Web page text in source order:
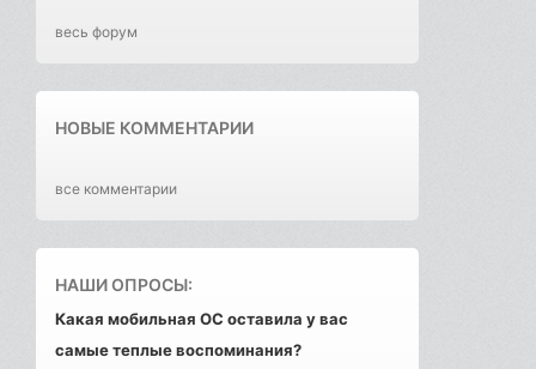
весь форум
НОВЫЕ КОММЕНТАРИИ
все комментарии
НАШИ ОПРОСЫ:
Какая мобильная ОС оставила у вас
самые теплые воспоминания?